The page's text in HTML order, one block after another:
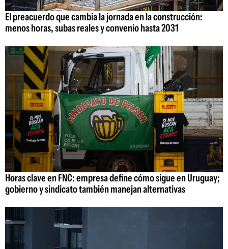
El preacuerdo que cambia la jornada en la construcción:
menos horas, subas reales y convenio hasta 2031
Horas clave en FNC: empresa define cómo sigue en Uruguay;
gobierno y sindicato también manejan alternativas